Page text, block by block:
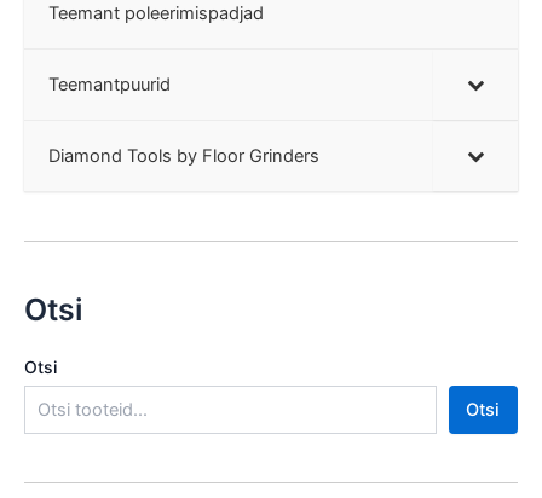
Teemant poleerimispadjad
Teemantpuurid
Diamond Tools by Floor Grinders
Otsi
Otsi
Otsi